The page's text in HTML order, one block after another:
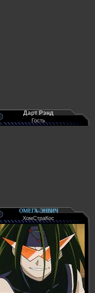
Дарт Рэнд
Гость
ОМЕГА-ЭНВИЧ
ХомСтраКос